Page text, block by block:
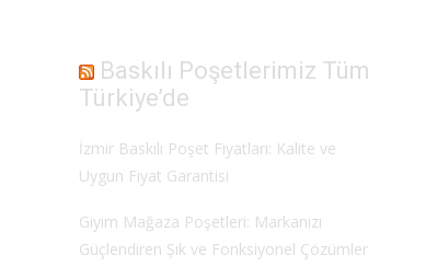
k
Baskılı Poşetlerimiz Tüm
Türkiye’de
İzmir Baskılı Poşet Fiyatları: Kalite ve
Uygun Fiyat Garantisi
Giyim Mağaza Poşetleri: Markanızı
Güçlendiren Şık ve Fonksiyonel Çözümler